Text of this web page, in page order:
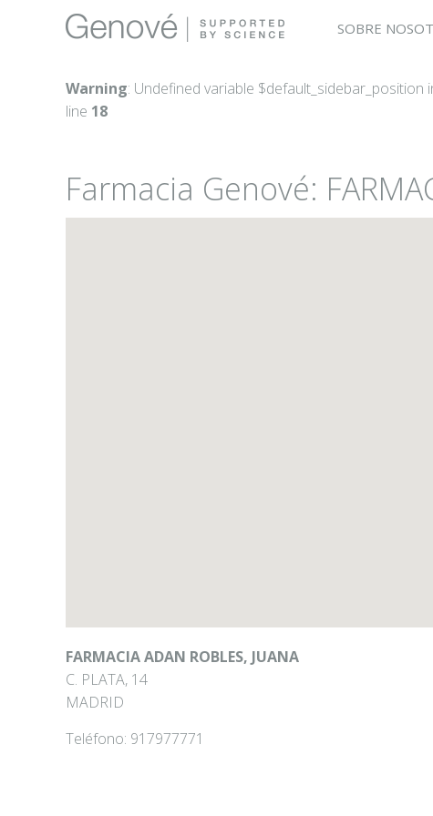
SOBRE
Warning: Undefined variable $default_sidebar_position
line 18
Farmacia Genové:
FARMACIA ADAN ROBLES, JUANA
C. PLATA, 14
MADRID
Teléfono: 917977771